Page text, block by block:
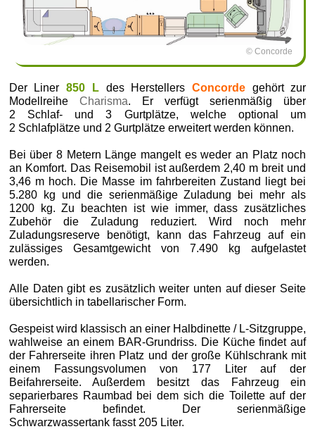
© Concorde
Der Liner850 Ldes Herstellers Concordegehört zur
Modellreihe Charisma. Er verfügt serienmäßig über
2 Schlaf- und 3 Gurtplätze, welche optional um
2 Schlafplätze und 2 Gurtplätze erweitert werden können.
Bei über 8 Metern Länge mangelt es weder an Platz noch
an Komfort. Das Reisemobil ist außerdem 2,40 m breit und
3,46 m hoch. Die Masse im fahrbereiten Zustand liegt bei
5.280 kg und die serienmäßige Zuladung bei mehr als
1200 kg. Zu beachten ist wie immer, dass zusätzliches
Zubehör die Zuladung reduziert. Wird noch mehr
Zuladungsreserve benötigt, kann das Fahrzeug auf ein
zulässiges Gesamtgewicht von 7.490 kg aufgelastet
werden.
Alle Daten gibt es zusätzlich weiter unten auf dieser Seite
übersichtlich in tabellarischer Form.
Gespeist wird klassisch an einer Halbdinette / L-Sitzgruppe,
wahlweise an einem BAR‑Grundriss. Die Küche findet auf
der Fahrerseite ihren Platz und der große Kühlschrank mit
einem Fassungsvolumen von 177 Liter auf der
Beifahrerseite. Außerdem besitzt das Fahrzeug ein
separierbares Raumbad bei dem sich die Toilette auf der
Fahrerseite befindet. Der serienmäßige
Schwarzwassertank fasst 205 Liter.